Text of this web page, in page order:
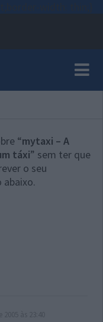
“mytaxi – A
táxi” sem ter que
o seu